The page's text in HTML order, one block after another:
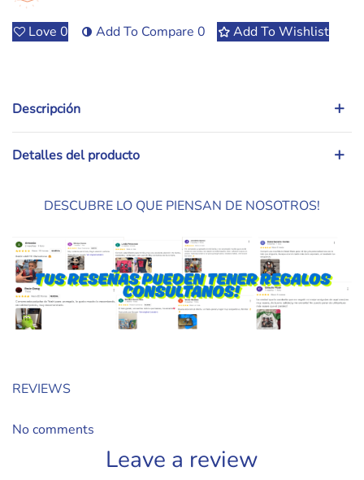
Love 0 Add To Compare 0 Add To Wishlist
Descripción
Detalles del producto
DESCUBRE LO QUE PIENSAN DE NOSOTROS!
REVIEWS
No comments
Leave a review